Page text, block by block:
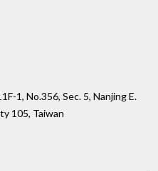
1, No.356, Sec. 5, Nanjing E.
105, Taiwan